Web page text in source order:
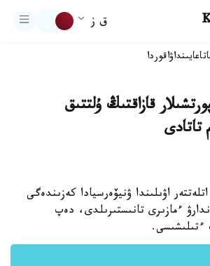
ق ز
تاعايىنداۋاقوردا
قازاقتىڭ ۇلتتىق
تاتادى
اۋىلىندا ۋنيۆەرسيادا كەزىندەگى
ءمازىرى تانىستىرىلدى، دەپ
ءتىلىشىسى.